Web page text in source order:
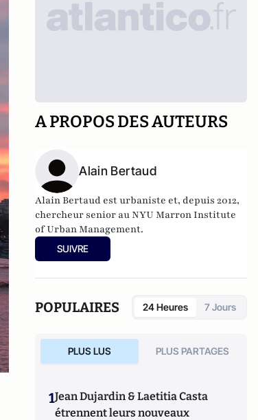
A PROPOS DES AUTEURS
Alain Bertaud
Alain Bertaud est urbaniste et, depuis 2012,
chercheur senior au NYU Marron Institute
of Urban Management.
SUIVRE
POPULAIRES 24 Heures 7 Jours
PLUS LUS PLUS PARTAGES
1Jean Dujardin & Laetitia Casta
étrennent leurs nouveaux